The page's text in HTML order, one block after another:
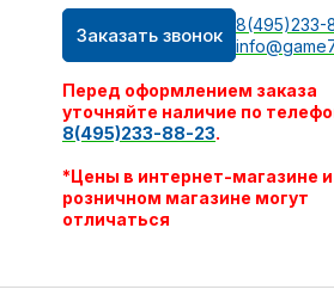
Заказать звонок
8(495)233-
Перед оформлением заказа
уточняйте наличие по
8(495)233-88-23.
*Цены в интернет-магазине и
розничном магазине могут
отличаться